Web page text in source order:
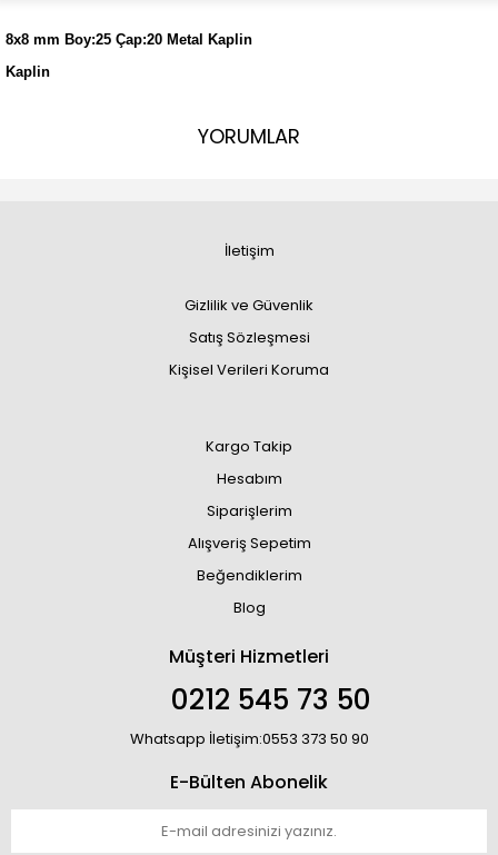
8x8 mm Boy:25 Çap:20 Metal Kaplin
Kaplin
YORUMLAR
İletişim
Gizlilik ve Güvenlik
Satış Sözleşmesi
Kişisel Verileri Koruma
Kargo Takip
Hesabım
Siparişlerim
Alışveriş Sepetim
Beğendiklerim
Blog
Müşteri Hizmetleri
0212 545 73 50
Whatsapp İletişim:0553 373 50 90
E-Bülten Abonelik